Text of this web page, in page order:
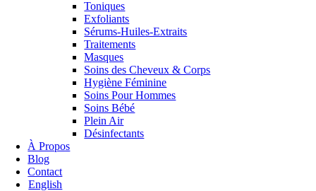
Toniques
Exfoliants
Sérums-Huiles-Extraits
Traitements
Masques
Soins des Cheveux & Corps
Hygiène Féminine
Soins Pour Hommes
Soins Bébé
Plein Air
Désinfectants
À Propos
Blog
Contact
English